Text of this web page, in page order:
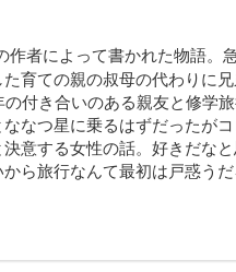
作者によって書かれた物語。
育ての親の叔母の代わりに
付き合いのある親友と修学
なつ星に乗るはずだったが
意する女性の話。好きだなと
ら旅行なんて最初は戸惑うだ